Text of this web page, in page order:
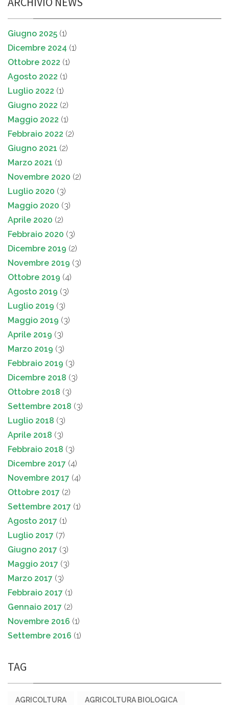
Giugno 2025 (1)
Dicembre 2024 (1)
Ottobre 2022 (1)
Agosto 2022 (1)
Luglio 2022 (1)
Giugno 2022 (2)
Maggio 2022 (1)
Febbraio 2022 (2)
Giugno 2021 (2)
Marzo 2021 (1)
Novembre 2020 (2)
Luglio 2020 (3)
Maggio 2020 (3)
Aprile 2020 (2)
Febbraio 2020 (3)
Dicembre 2019 (2)
Novembre 2019 (3)
Ottobre 2019 (4)
Agosto 2019 (3)
Luglio 2019 (3)
Maggio 2019 (3)
Aprile 2019 (3)
Marzo 2019 (3)
Febbraio 2019 (3)
Dicembre 2018 (3)
Ottobre 2018 (3)
Settembre 2018 (3)
Luglio 2018 (3)
Aprile 2018 (3)
Febbraio 2018 (3)
Dicembre 2017 (4)
Novembre 2017 (4)
Ottobre 2017 (2)
Settembre 2017 (1)
Agosto 2017 (1)
Luglio 2017 (7)
Giugno 2017 (3)
Maggio 2017 (3)
Marzo 2017 (3)
Febbraio 2017 (1)
Gennaio 2017 (2)
Novembre 2016 (1)
Settembre 2016 (1)
TAG
AGRICOLTURA AGRICOLTURA BIOLOGICA